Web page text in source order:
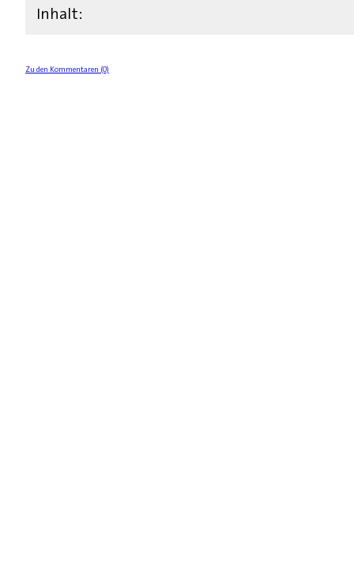
Inhalt:
Zu den Kommentaren (0)